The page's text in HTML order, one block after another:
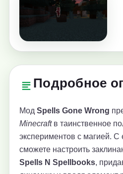
Подробное
Мод Spells Gone Wrong
Minecraftв таинственное
экспериментов с магией.
сможете настроить
Spells N Spellbooks,